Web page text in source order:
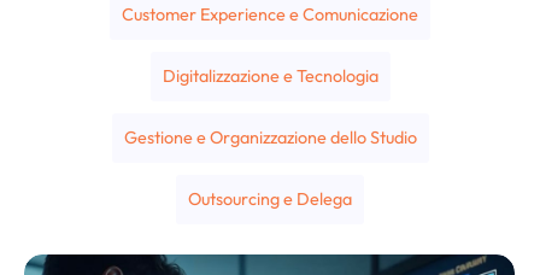
Customer Experience e Comunicazione
Digitalizzazione e Tecnologia
Gestione e Organizzazione dello Studio
Outsourcing e Delega